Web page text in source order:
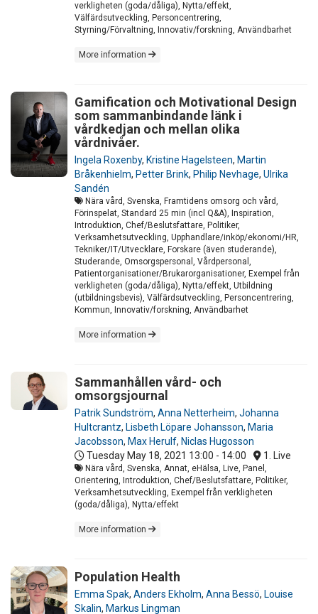
verkligheten (goda/dåliga), Nytta/effekt,
Välfärdsutveckling, Personcentrering,
Styrning/Förvaltning, Innovativ/forskning, Användbarhet
More information
Gamification och Motivational Design
som sammanbindande länk i
vårdkedjan och mellan olika
vårdnivåer.
Ingela Roxenby, Kristine Hagelsteen, Martin
Bråkenhielm, Petter Brink, Philip Nevhage, Ulrika
Sandén
Nära vård, Svenska, Framtidens omsorg och vård,
Förinspelat, Standard 25 min (incl Q&A), Inspiration,
Introduktion, Chef/Beslutsfattare, Politiker,
Verksamhetsutveckling, Upphandlare/inköp/ekonomi/HR,
Tekniker/IT/Utvecklare, Forskare (även studerande),
Studerande, Omsorgspersonal, Vårdpersonal,
Patientorganisationer/Brukarorganisationer, Exempel från
verkligheten (goda/dåliga), Nytta/effekt, Utbildning
(utbildningsbevis), Välfärdsutveckling, Personcentrering,
Kommun, Innovativ/forskning, Användbarhet
More information
Sammanhållen vård- och
omsorgsjournal
Patrik Sundström, Anna Netterheim, Johanna
Hultcrantz, Lisbeth Löpare Johansson, Maria
Jacobsson, Max Herulf, Niclas Hugosson
Tuesday May 18, 2021 13:00 - 14:00 1. Live
Nära vård, Svenska, Annat, eHälsa, Live, Panel,
Orientering, Introduktion, Chef/Beslutsfattare, Politiker,
Verksamhetsutveckling, Exempel från verkligheten
(goda/dåliga), Nytta/effekt
More information
Population Health
Emma Spak, Anders Ekholm, Anna Bessö, Louise
Skalin, Markus Lingman